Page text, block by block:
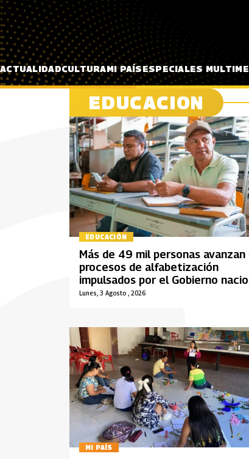
Pasar al contenido principal
ACTUALIDADCULTURAMI PAÍSESPECIALES
EDUCACION
EDUCACIÓN
Lunes, 3 Agosto , 2026
Más de 49 mil personas avanzan
procesos de alfabetización
impulsados por el Gobierno
MI PAÍS